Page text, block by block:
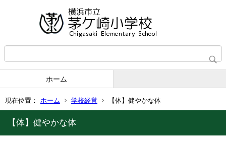
ホーム
現在位置： ホーム 学校経営 【体】健やかな体
【体】健やかな体